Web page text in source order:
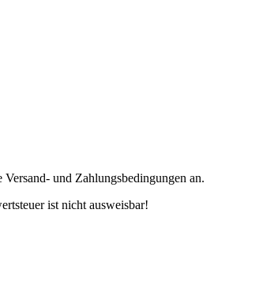
und Zahlungsbedingungen an.
ist nicht ausweisbar!